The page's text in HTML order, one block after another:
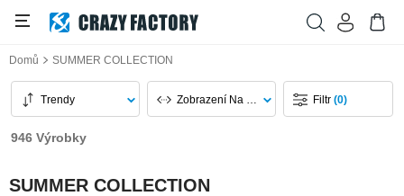
Domů SUMMER COLLECTION
Trendy Zobrazení Na Stránku Filtr(0)
946 Výrobky
SUMMER COLLECTION